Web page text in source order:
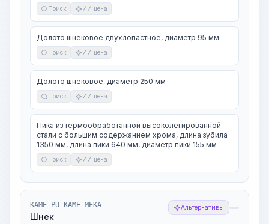
Поиск ИИ цена
Долото шнековое двухлопастное, диаметр 95 мм
Поиск ИИ цена
Долото шнековое, диаметр 250 мм
Поиск ИИ цена
Пика из термообработанной высоколегированной
стали с большим содержанием хрома, длина зубила
1350 мм, длина пики 640 мм, диаметр пики 155 мм
Поиск ИИ цена
KAME-PU-KAME-MEKA
Шнек
Альтернативы